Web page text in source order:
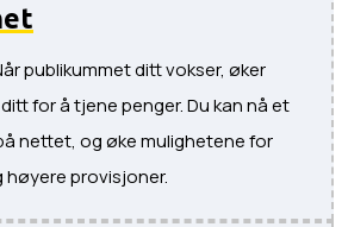
publikummet ditt vokser, øker
for å tjene penger. Du kan nå et
nettet, og øke mulighetene for
provisjoner.